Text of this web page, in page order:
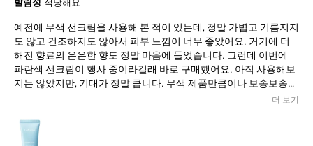
발림성 적당해요
예전에 무색 선크림을 사용해 본 적이 있는데, 정말 가볍고 기름지지
도 않고 건조하지도 않아서 피부 느낌이 너무 좋았어요. 거기에 더
해진 향료의 은은한 향도 정말 마음에 들었습니다. 그런데 이번에
파란색 선크림이 행사 중이라길래 바로 구매했어요. 아직 사용해보
지는 않았지만, 기대가 정말 큽니다. 무색 제품만큼이나 보송보송하
고 촉촉함도 잘 유지되면서, 자외선 차단 효과도 더욱 탁월했으면 좋
니다. 가격도 할인해서 샀으니, 성능까지 좋다면 정말 금상첨화일
거예요. 빨리 써보고 싶은 마음에 벌써부터 설레네요. 제 피부에 잘
더 보기